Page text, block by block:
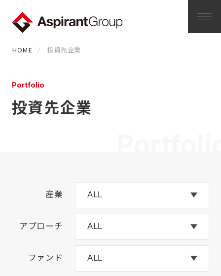
HOME 投資先企業
Portfolio
投資先企業
産業
アプローチ
ファンド